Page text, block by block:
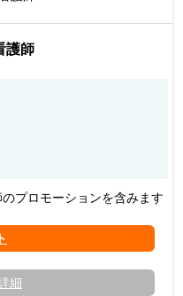
護師
プロモーションを含みます
細